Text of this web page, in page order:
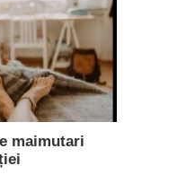
maimutari